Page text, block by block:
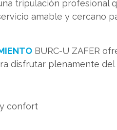
tripulación profesional
amable y cercano
BURC-U ZAFER
disfrutar plenamente del
confort